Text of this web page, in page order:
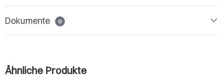
Dokumente 0
Ähnliche Produkte